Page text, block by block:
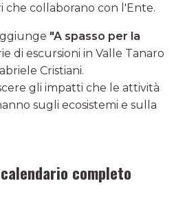
che collaborano con l'Ente.
"A spasso per la
di escursioni in Valle Tanaro
Cristiani.
gli impatti che le attività
sugli ecosistemi e sulla
completo